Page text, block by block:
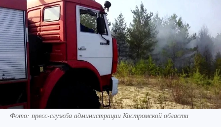
Фото: пресс-служба администрации Костромской области